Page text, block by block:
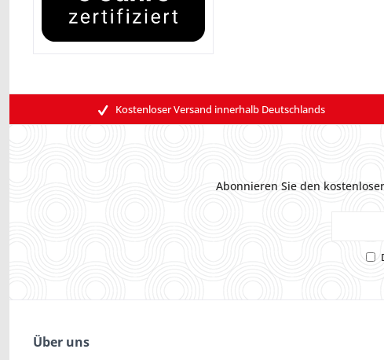
Kostenloser Versand innerhalb Deutschlands
Abonnieren Sie den
Über uns